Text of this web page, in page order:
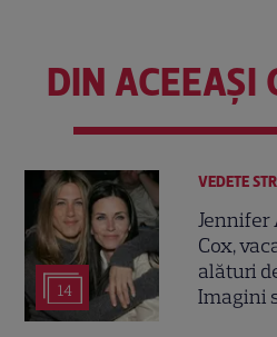
DIN ACEEAȘI
14
VEDETE
Jennifer
Cox,
alături
Imagini